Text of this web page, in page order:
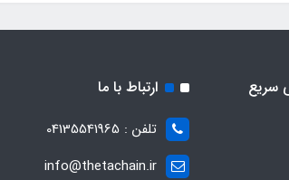
سریع ارتباط با ما
تلفن : 04135541965
info@thetachain.ir